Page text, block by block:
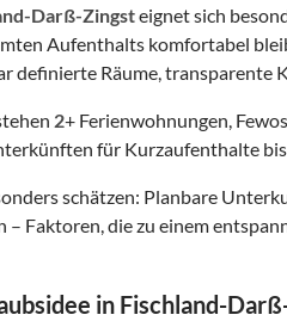
Darß-Zingsteignet sich
Aufenthalts komfortabel
definierte Räume,
2+ Ferienwohnungen,
für Kurzaufenthalte
schätzen: Planbare
– Faktoren, die zu einem
in Fischland-